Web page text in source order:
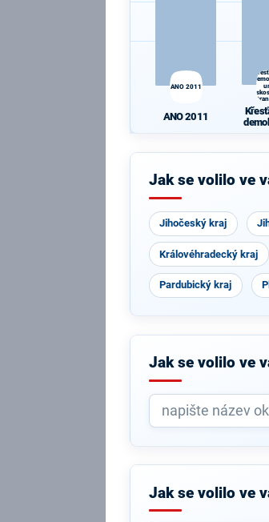
ANO 2011
ANO 2011
ká
Jak se volilo ve
Jihočeský kraj
Královéhradecký kraj
Pardubický kraj
Jak se volilo ve
Jak se volilo ve